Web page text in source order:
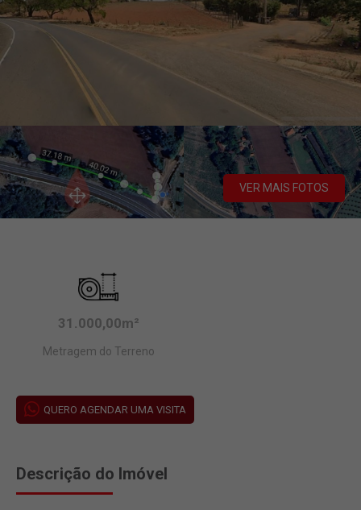
VER MAIS FOTOS
31.000,00m²
Metragem do Terreno
QUERO AGENDAR UMA VISITA
Descrição do Imóvel